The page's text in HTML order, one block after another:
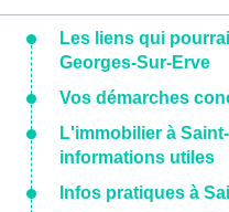
Les liens qui
Georges-Sur-Erve
Vos démarches
L'immobilier à
informations utiles
Infos pratiques à